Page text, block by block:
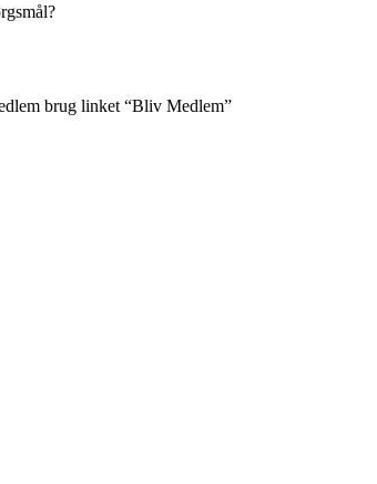
brug linket “Bliv Medlem”